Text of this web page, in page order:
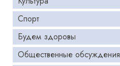
Спорт
Будем здоровы
Общественные обсуждения